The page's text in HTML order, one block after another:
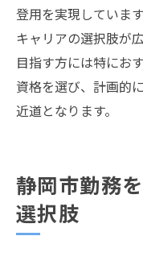
登用を実現していま
キャリアの選択肢が
目指す方には特にお
資格を選び、計画的
近道となります。
静岡市勤務
選択肢